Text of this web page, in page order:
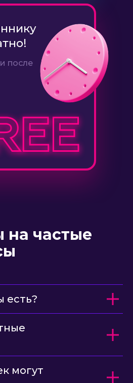
после
на частые
есть?
могут